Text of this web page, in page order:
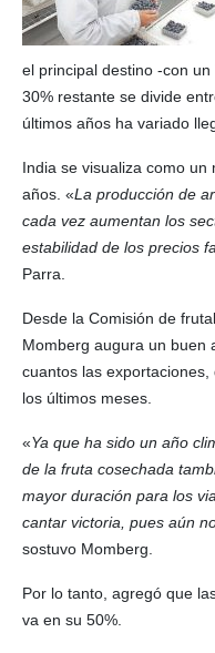
el principal destino -con
30% restante se divide
últimos años ha variado
India se visualiza como
años. «La producción de
cada vez aumentan los
estabilidad de los precios
Parra.
Desde la Comisión de
Momberg augura un buen
cuantos las
los últimos meses.
«Ya que ha sido un año
de la fruta cosechada
mayor duración para los
cantar victoria, pues aún
sostuvo Momberg.
Por lo tanto, agregó que
va en su 50%.